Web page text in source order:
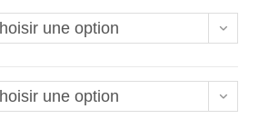
une option
une option